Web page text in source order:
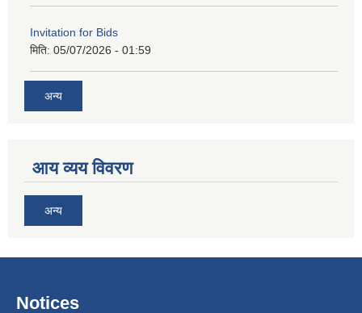
Invitation for Bids
मिति: 05/07/2026 - 01:59
अन्य
आय व्यय विवरण
अन्य
Notices